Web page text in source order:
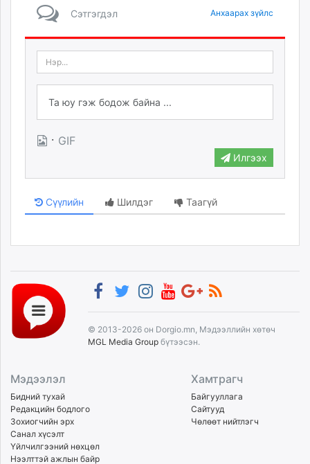
Сэтгэгдэл Анхаарах зүйлс
· GIF
Илгээх
Сүүлийн Шилдэг Таагүй
© 2013-2026 он Dorgio.mn, Мэдээллийн хөтөч
MGL Media Group бүтээсэн.
Мэдээлэл
Бидний тухай
Редакцийн бодлого
Зохиогчийн эрх
Санал хүсэлт
Үйлчилгээний нөхцөл
Нээлттэй ажлын байр
Хамтрагч
Байгууллага
Сайтууд
Чөлөөт нийтлэгч